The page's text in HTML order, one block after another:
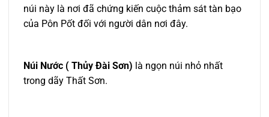
núi này là nơi đã chứng kiến cuộc thảm sát tàn bạo
của Pôn Pốt đối với người dân nơi đây.
Núi Nước ( Thủy Đài Sơn) là ngọn núi nhỏ nhất
trong dãy Thất Sơn.